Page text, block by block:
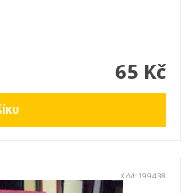
65 Kč
Kód:199438